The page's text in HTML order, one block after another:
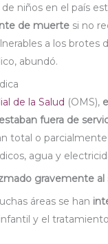
niños en el país
de muerte si no
a los brotes
abundó.
de la Salud (OMS),
fuera de
total o
agua y
gravemente al
áreas se han
y el